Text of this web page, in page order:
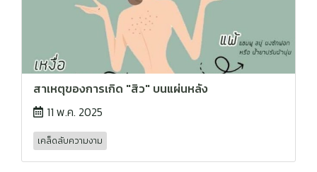
สาเหตุของการเกิด "สิว" บนแผ่นหลัง
11 พ.ค. 2025
เคล็ดลับความงาม